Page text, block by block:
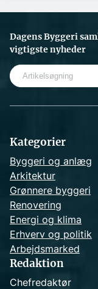
Dagens Byggeri
vigtigste nyheder
Kategorier
Byggeri og anlæg
Arkitektur
Grønnere byggeri
Renovering
Energi og klima
Erhverv og politik
Arbejdsmarked
Redaktion
Chefredaktør